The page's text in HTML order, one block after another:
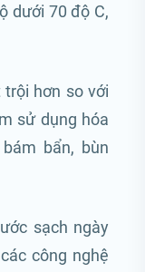
dưới 70 độ C,
hơn so với
sử dụng hóa
bẩn, bùn
sạch ngày
công nghệ